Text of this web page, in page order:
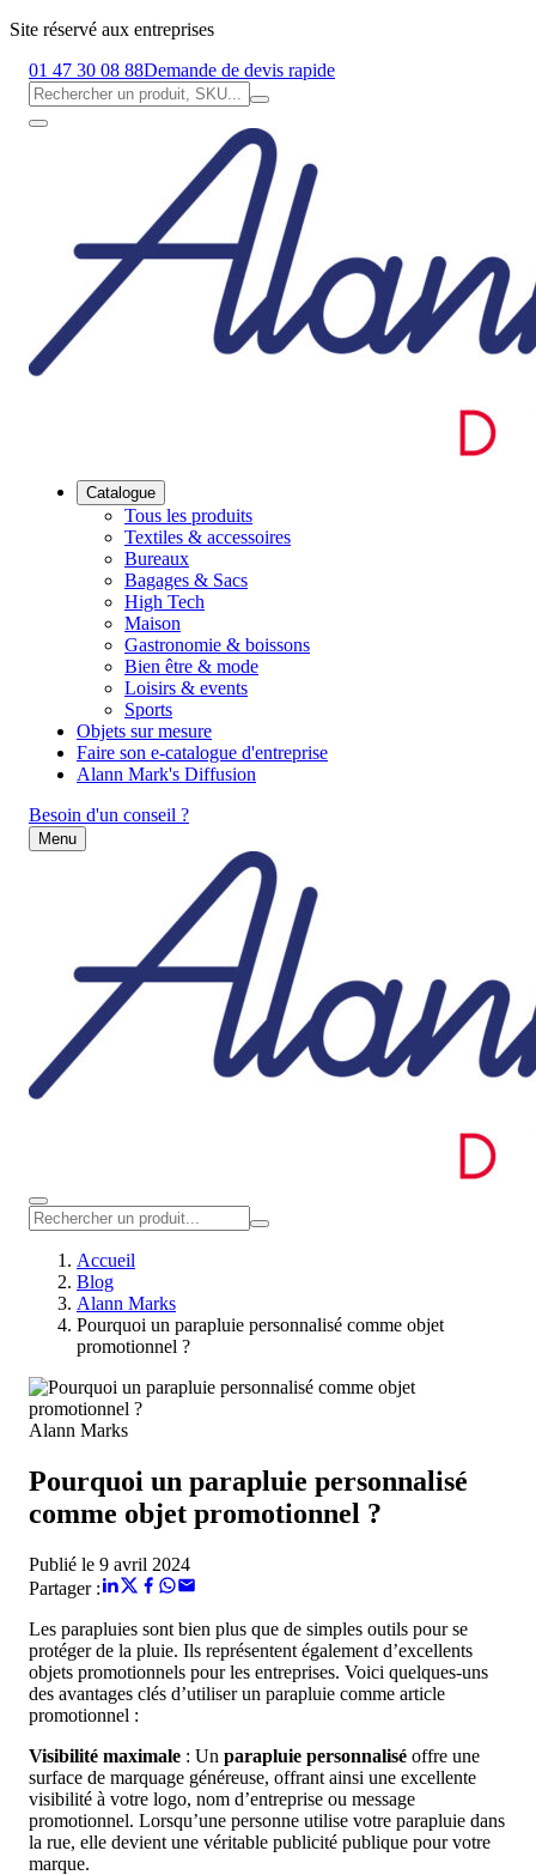
Site réservé aux entreprises
01 47 30 08 88Demande de devis rapide
Catalogue
Tous les produits
Textiles & accessoires
Bureaux
Bagages & Sacs
High Tech
Maison
Gastronomie & boissons
Bien être & mode
Loisirs & events
Sports
Objets sur mesure
Faire son e-catalogue d'entreprise
Alann Mark's Diffusion
Besoin d'un conseil ?
Menu
Accueil
Blog
Alann Marks
Pourquoi un parapluie personnalisé comme objet
promotionnel ?
Alann Marks
Pourquoi un parapluie personnalisé
comme objet promotionnel ?
Publié le 9 avril 2024
Partager :
Les parapluies sont bien plus que de simples outils pour se
protéger de la pluie. Ils représentent également d’excellents
objets promotionnels pour les entreprises. Voici quelques-uns
des avantages clés d’utiliser un parapluie comme article
promotionnel :
Visibilité maximale : Un parapluie personnalisé offre une
surface de marquage généreuse, offrant ainsi une excellente
visibilité à votre logo, nom d’entreprise ou message
promotionnel. Lorsqu’une personne utilise votre parapluie dans
la rue, elle devient une véritable publicité publique pour votre
marque.